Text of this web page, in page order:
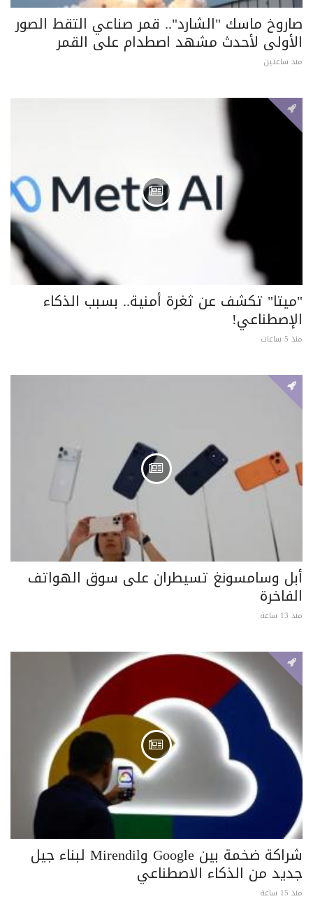
صاروخ ماسك "الشارد".. قمر صناعي التقط الصور
الأولى لأحدث مشهد اصطدام على القمر
منذ ساعتين
"ميتا" تكشف عن ثغرة أمنية.. بسبب الذكاء
الإصطناعي!
منذ 5 ساعات
أبل وسامسونغ تسيطران على سوق الهواتف
الفاخرة
منذ 13 ساعة
شراكة ضخمة بين Google وMirendil لبناء جيل
جديد من الذكاء الاصطناعي
منذ 15 ساعة